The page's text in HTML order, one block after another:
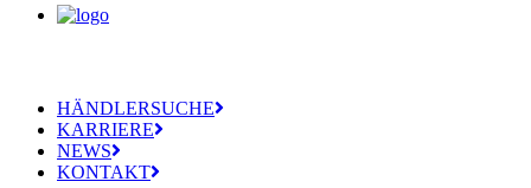
HÄNDLERSUCHE
KARRIERE
NEWS
KONTAKT